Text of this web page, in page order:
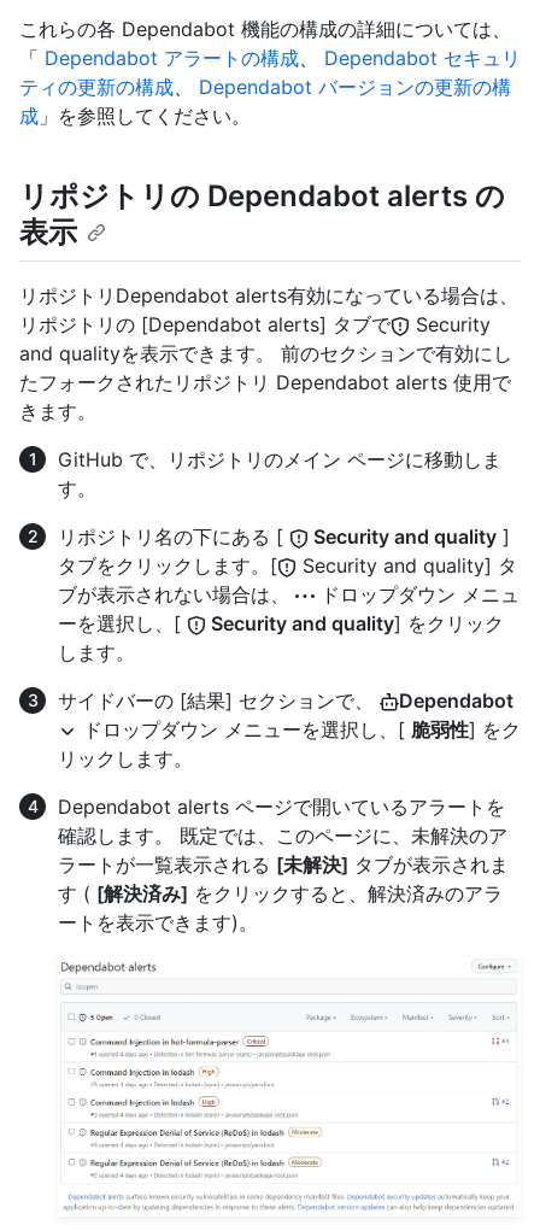
これらの各 Dependabot 機能の構成の詳細については、
「 Dependabot アラートの構成、 Dependabot セキュリ
ティの更新の構成、 Dependabot バージョンの更新の構
成 」を参照してください。
リポジトリの Dependabot alerts の
表示
リポジトリDependabot alerts有効になっている場合は、
リポジトリの [Dependabot alerts] タブで
Security
and qualityを表示できます。 前のセクションで有効にし
たフォークされたリポジトリ Dependabot alerts 使用で
きます。
GitHub で、リポジトリのメイン ページに移動しま
す。
リポジトリ名の下にある [
Security and quality ]
タブをクリックします。[
Security and quality] タ
ブが表示されない場合は、
ドロップダウン メニュ
ーを選択し、[
Security and quality] をクリック
します。
サイドバーの [結果] セクションで、
Dependabot
ドロップダウン メニューを選択し、[ 脆弱性] をク
リックします。
Dependabot alerts ページで開いているアラートを
確認します。 既定では、このページに、未解決のア
ラートが一覧表示される [未解決] タブが表示されま
す ( [解決済み] をクリックすると、解決済みのアラ
ートを表示できます)。